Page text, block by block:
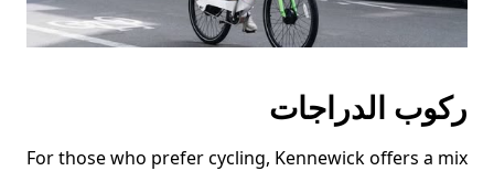
ركوب الدراجات
For those who prefer cycling, Kennewick offers a mix